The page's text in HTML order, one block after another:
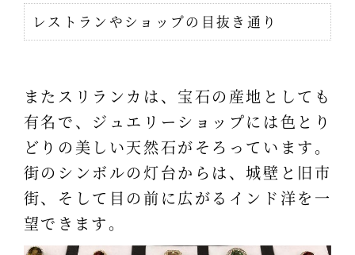
レストランやショップの目抜き通り
またスリランカは、宝石の産地としても
有名で、ジュエリーショップには色とり
どりの美しい天然石がそろっています。
街のシンボルの灯台からは、城壁と旧市
街、そして目の前に広がるインド洋を一
望できます。